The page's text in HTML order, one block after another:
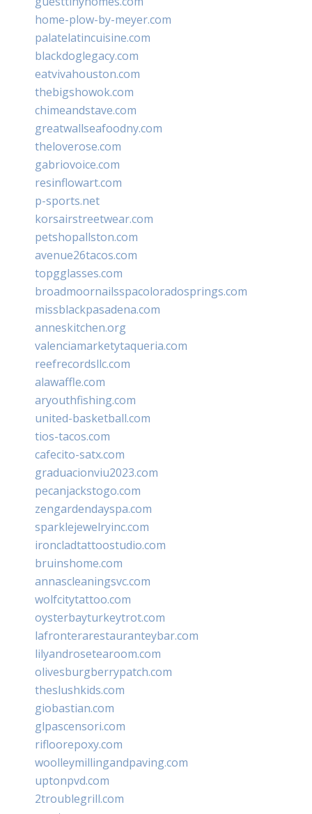
home-plow-by-meyer.com
palatelatincuisine.com
blackdoglegacy.com
eatvivahouston.com
thebigshowok.com
chimeandstave.com
greatwallseafoodny.com
theloverose.com
gabriovoice.com
resinflowart.com
p-sports.net
korsairstreetwear.com
petshopallston.com
avenue26tacos.com
topgglasses.com
broadmoornailsspacoloradosprings.com
missblackpasadena.com
anneskitchen.org
valenciamarketytaqueria.com
reefrecordsllc.com
alawaffle.com
aryouthfishing.com
united-basketball.com
tios-tacos.com
cafecito-satx.com
graduacionviu2023.com
pecanjackstogo.com
zengardendayspa.com
sparklejewelryinc.com
ironcladtattoostudio.com
bruinshome.com
annascleaningsvc.com
wolfcitytattoo.com
oysterbayturkeytrot.com
lafronterarestauranteybar.com
lilyandrosetearoom.com
olivesburgberrypatch.com
theslushkids.com
giobastian.com
glpascensori.com
rifloorepoxy.com
woolleymillingandpaving.com
uptonpvd.com
2troublegrill.com